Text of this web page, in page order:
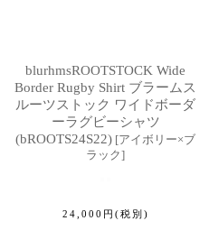
blurhmsROOTSTOCK Wide
Border Rugby Shirt ブラームス
ルーツストック ワイドボーダ
ーラグビーシャツ
(bROOTS24S22) [アイボリー×ブ
ラック]
24,000 円 (税別)